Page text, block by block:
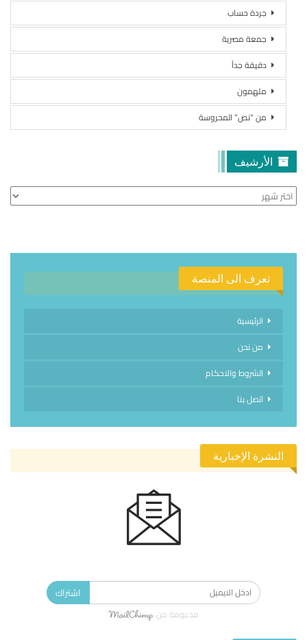
جردة حساب
جمعة مصرية
دقيقة جداً
ملهمون
من “نص” المحروسة
الأرشيف
الأرشيف
تعرف الى المنصة
الرئيسية
من نحن
الشروط والاحكام
اتصل بنا
النشرة الإخبارية
اشتراك
مدعومة من